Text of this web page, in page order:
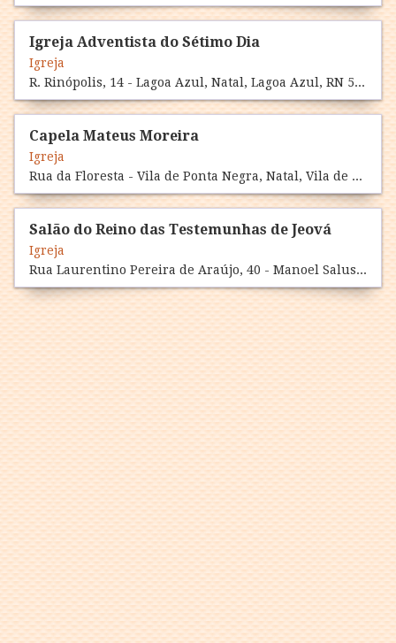
Igreja Adventista do Sétimo Dia
Igreja
R. Rinópolis, 14 - Lagoa Azul, Natal, Lagoa Azul, RN 59135-790
Capela Mateus Moreira
Igreja
Rua da Floresta - Vila de Ponta Negra, Natal, Vila de Ponta Negra, RN 59090-337
Salão do Reino das Testemunhas de Jeová
Igreja
Rua Laurentino Pereira de Araújo, 40 - Manoel Salustino, Currais Novos, Manoel Salustino, RN 59380-000